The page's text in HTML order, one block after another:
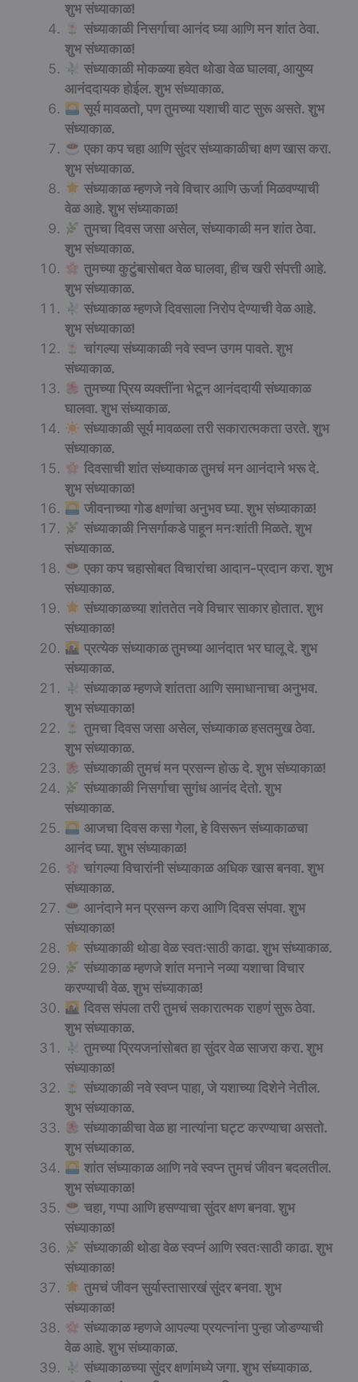
शुभ संध्याकाळ!
संध्याकाळी निसर्गाचा आनंद घ्या आणि मन शांत ठेवा.
शुभ संध्याकाळ!
संध्याकाळी मोकळ्या हवेत थोडा वेळ घालवा, आयुष्य
आनंददायक होईल. शुभ संध्याकाळ.
सूर्य मावळतो, पण तुमच्या यशाची वाट सुरू असते. शुभ
संध्याकाळ.
एका कप चहा आणि सुंदर संध्याकाळीचा क्षण खास करा.
शुभ संध्याकाळ.
संध्याकाळ म्हणजे नवे विचार आणि ऊर्जा मिळवण्याची
वेळ आहे. शुभ संध्याकाळ!
तुमचा दिवस जसा असेल, संध्याकाळी मन शांत ठेवा.
शुभ संध्याकाळ.
तुमच्या कुटुंबासोबत वेळ घालवा, हीच खरी संपत्ती आहे.
शुभ संध्याकाळ.
संध्याकाळ म्हणजे दिवसाला निरोप देण्याची वेळ आहे.
शुभ संध्याकाळ!
चांगल्या संध्याकाळी नवे स्वप्न उगम पावते. शुभ
संध्याकाळ.
तुमच्या प्रिय व्यक्तींना भेटून आनंददायी संध्याकाळ
घालवा. शुभ संध्याकाळ.
संध्याकाळी सूर्य मावळला तरी सकारात्मकता उरते. शुभ
संध्याकाळ.
दिवसाची शांत संध्याकाळ तुमचं मन आनंदाने भरू दे.
शुभ संध्याकाळ!
जीवनाच्या गोड क्षणांचा अनुभव घ्या. शुभ संध्याकाळ!
संध्याकाळी निसर्गाकडे पाहून मनःशांती मिळते. शुभ
संध्याकाळ.
एका कप चहासोबत विचारांचा आदान-प्रदान करा. शुभ
संध्याकाळ.
संध्याकाळच्या शांततेत नवे विचार साकार होतात. शुभ
संध्याकाळ!
प्रत्येक संध्याकाळ तुमच्या आनंदात भर घालू दे. शुभ
संध्याकाळ.
संध्याकाळ म्हणजे शांतता आणि समाधानाचा अनुभव.
शुभ संध्याकाळ!
तुमचा दिवस जसा असेल, संध्याकाळ हसतमुख ठेवा.
शुभ संध्याकाळ.
संध्याकाळी तुमचं मन प्रसन्न होऊ दे. शुभ संध्याकाळ!
संध्याकाळी निसर्गाचा सुगंध आनंद देतो. शुभ
संध्याकाळ.
आजचा दिवस कसा गेला, हे विसरून संध्याकाळचा
आनंद घ्या. शुभ संध्याकाळ!
चांगल्या विचारांनी संध्याकाळ अधिक खास बनवा. शुभ
संध्याकाळ.
आनंदाने मन प्रसन्न करा आणि दिवस संपवा. शुभ
संध्याकाळ!
संध्याकाळी थोडा वेळ स्वतःसाठी काढा. शुभ संध्याकाळ.
संध्याकाळ म्हणजे शांत मनाने नव्या यशाचा विचार
करण्याची वेळ. शुभ संध्याकाळ!
दिवस संपला तरी तुमचं सकारात्मक राहणं सुरू ठेवा.
शुभ संध्याकाळ.
तुमच्या प्रियजनांसोबत हा सुंदर वेळ साजरा करा. शुभ
संध्याकाळ!
संध्याकाळी नवे स्वप्न पाहा, जे यशाच्या दिशेने नेतील.
शुभ संध्याकाळ.
संध्याकाळीचा वेळ हा नात्यांना घट्ट करण्याचा असतो.
शुभ संध्याकाळ.
शांत संध्याकाळ आणि नवे स्वप्न तुमचं जीवन बदलतील.
शुभ संध्याकाळ!
चहा, गप्पा आणि हसण्याचा सुंदर क्षण बनवा. शुभ
संध्याकाळ!
संध्याकाळी थोडा वेळ स्वप्नं आणि स्वतःसाठी काढा. शुभ
संध्याकाळ!
तुमचं जीवन सुर्यास्तासारखं सुंदर बनवा. शुभ
संध्याकाळ!
संध्याकाळ म्हणजे आपल्या प्रयत्नांना पुन्हा जोडण्याची
वेळ आहे. शुभ संध्याकाळ.
संध्याकाळच्या सुंदर क्षणांमध्ये जगा. शुभ संध्याकाळ.